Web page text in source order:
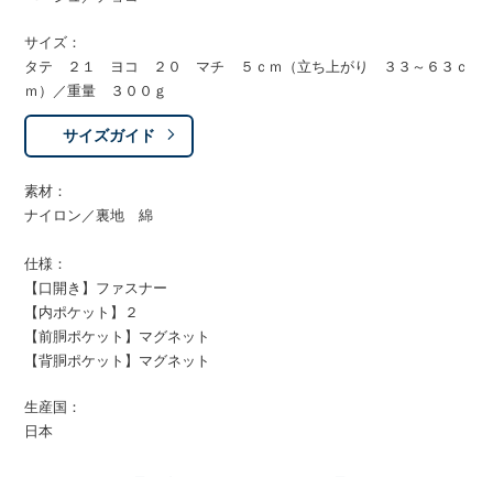
サイズ：
タテ ２１ ヨコ ２０ マチ ５ｃｍ（立ち上がり ３３～６３ｃ
ｍ）／重量 ３００ｇ
サイズガイド
素材：
ナイロン／裏地 綿
仕様：
【口開き】ファスナー
【内ポケット】２
【前胴ポケット】マグネット
【背胴ポケット】マグネット
生産国：
日本